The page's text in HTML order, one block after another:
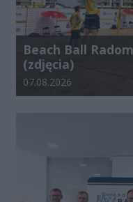
Beach Ball
(zdjęcia)
Data dodania galerii:
07.08.2026